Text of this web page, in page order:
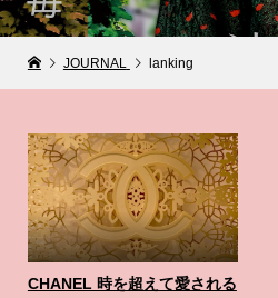
JOURNAL lanking
CHANEL 時を超えて愛される